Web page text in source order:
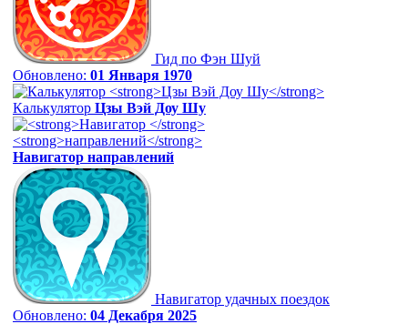
Гид по Фэн Шуй
Обновлено: 01 Января 1970
Калькулятор Цзы Вэй Доу Шу
Навигатор направлений
Навигатор удачных поездок
Обновлено: 04 Декабря 2025